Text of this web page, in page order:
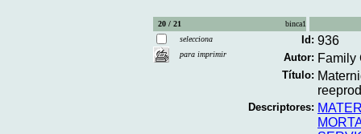
20 / 21
binca1
selecciona
para imprimir
Id: 936
Autor: Family
Título:
Descriptores: